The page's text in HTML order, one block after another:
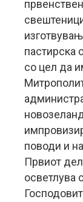
пастирска
со цел да
поводи и
Првиот
осветлува